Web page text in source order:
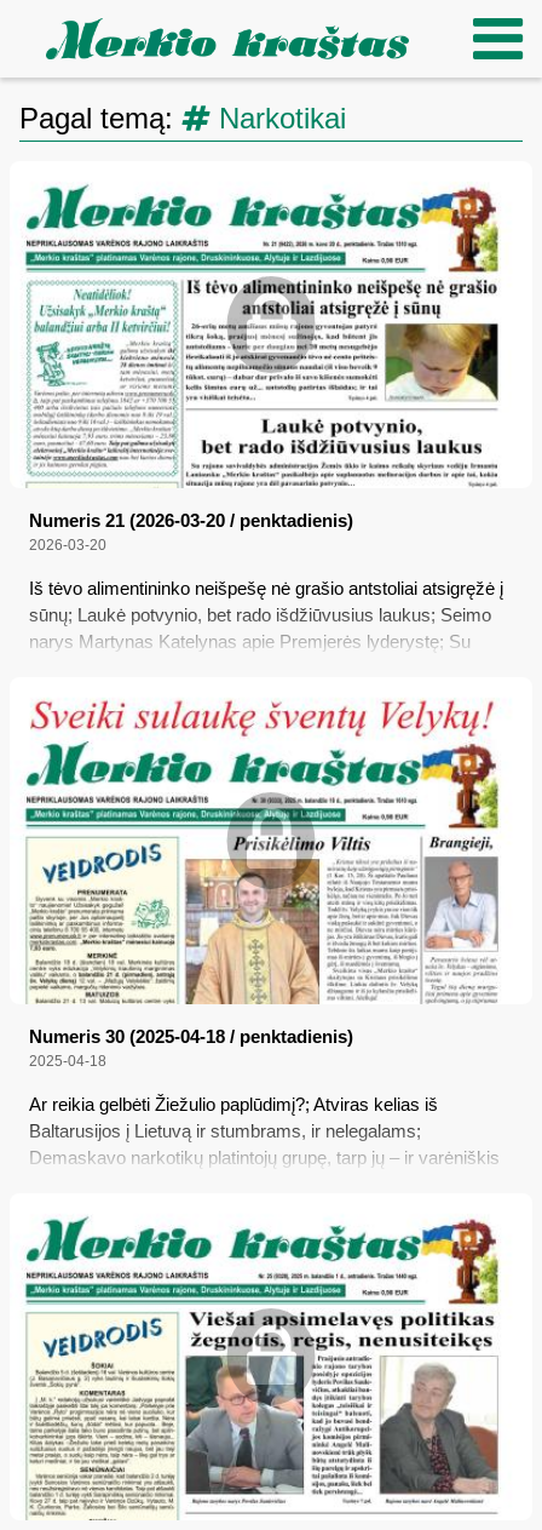
Pagal temą: Narkotikai
Numeris 21 (2026-03-20 / penktadienis)
2026-03-20
Iš tėvo alimentininko neišpešę nė grašio antstoliai atsigręžė į
sūnų; Laukė potvynio, bet rado išdžiūvusius laukus; Seimo
narys Martynas Katelynas apie Premjerės lyderystę; Su
Numeris 30 (2025-04-18 / penktadienis)
2025-04-18
Ar reikia gelbėti Žiežulio paplūdimį?; Atviras kelias iš
Baltarusijos į Lietuvą ir stumbrams, ir nelegalams;
Demaskavo narkotikų platintojų grupę, tarp jų – ir varėniškis